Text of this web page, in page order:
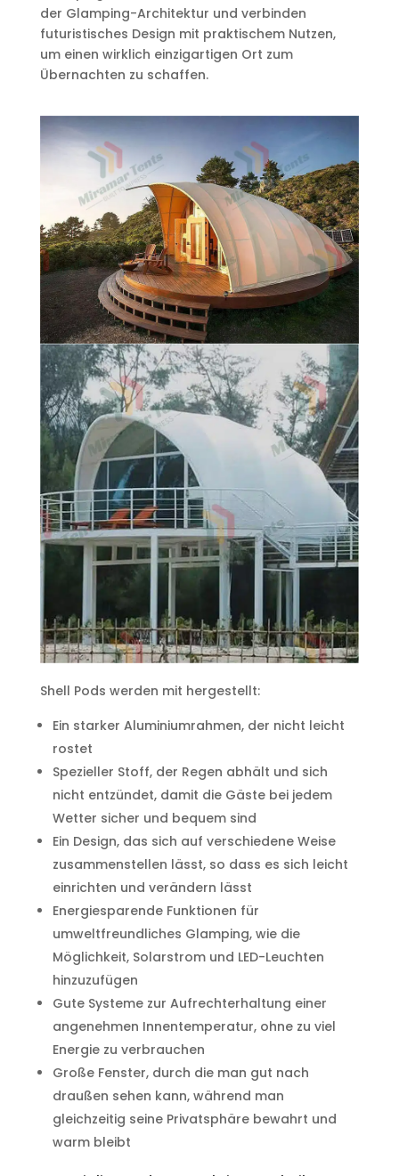
der Glamping-Architektur und verbinden
futuristisches Design mit praktischem Nutzen,
um einen wirklich einzigartigen Ort zum
Übernachten zu schaffen.
Shell Pods werden mit hergestellt:
Ein starker Aluminiumrahmen, der nicht leicht
rostet
Spezieller Stoff, der Regen abhält und sich
nicht entzündet, damit die Gäste bei jedem
Wetter sicher und bequem sind
Ein Design, das sich auf verschiedene Weise
zusammenstellen lässt, so dass es sich leicht
einrichten und verändern lässt
Energiesparende Funktionen für
umweltfreundliches Glamping, wie die
Möglichkeit, Solarstrom und LED-Leuchten
hinzuzufügen
Gute Systeme zur Aufrechterhaltung einer
angenehmen Innentemperatur, ohne zu viel
Energie zu verbrauchen
Große Fenster, durch die man gut nach
draußen sehen kann, während man
gleichzeitig seine Privatsphäre bewahrt und
warm bleibt